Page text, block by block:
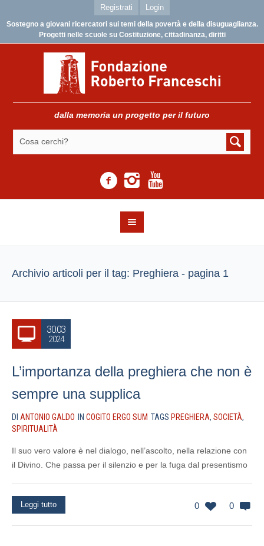
Registrati Login
Sostegno a giovani ricercatori sui temi della povertà e della disuguaglianza.
Progetti nelle scuole su Costituzione, cittadinanza, diritti
dalla memoria un progetto per il futuro
Archivio articoli per il tag: Preghiera - pagina 1
30.03
2024
L’importanza della preghiera che non è
sempre una supplica
DI ANTONIO GALDO IN COGITO ERGO SUM TAGS PREGHIERA, SOCIETÀ,
SPIRITUALITÀ
Il suo vero valore è nel dialogo, nell’ascolto, nella relazione con
il Divino. Che passa per il silenzio e per la fuga dal presentismo
0 0
Leggi tutto